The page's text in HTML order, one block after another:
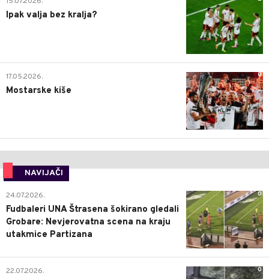
Ipak valja bez kralja?
0
17.05.2026.
Mostarske kiše
NAVIJAČI
0
24.07.2026.
Fudbaleri UNA Štrasena šokirano gledali
Grobare: Nevjerovatna scena na kraju
utakmice Partizana
0
22.07.2026.